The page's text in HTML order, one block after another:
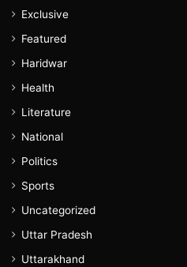
Exclusive
Featured
Haridwar
Health
Literature
National
Politics
Sports
Uncategorized
Uttar Pradesh
Uttarakhand